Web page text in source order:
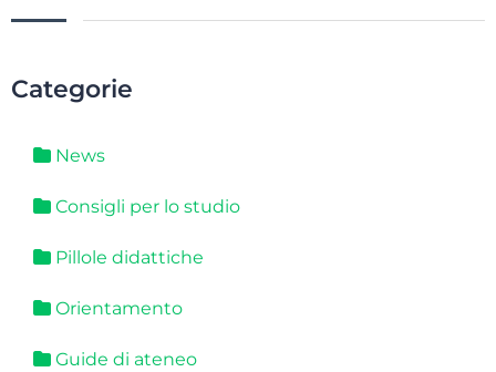
Categorie
News
Consigli per lo studio
Pillole didattiche
Orientamento
Guide di ateneo